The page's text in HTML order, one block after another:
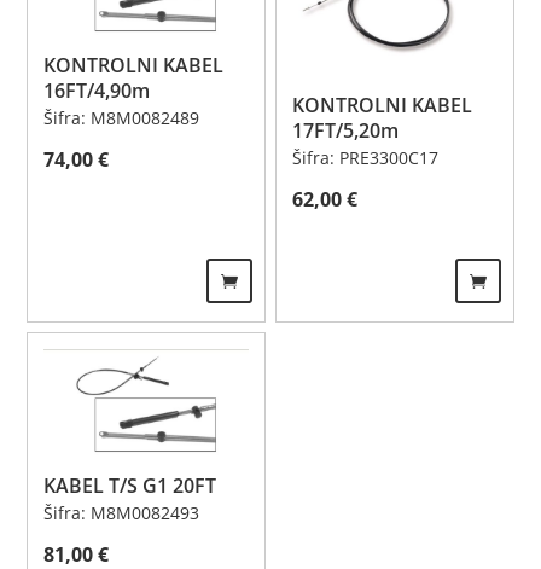
KONTROLNI KABEL
16FT/4,90m
Šifra: M8M0082489
74,00€
KONTROLNI KABEL
17FT/5,20m
Šifra: PRE3300C17
62,00€
KABEL T/S G1 20FT
Šifra: M8M0082493
81,00€